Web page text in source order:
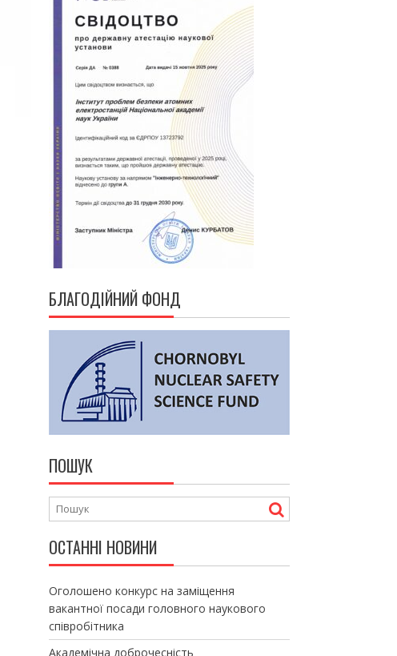
БЛАГОДІЙНИЙ ФОНД
ПОШУК
ОСТАННІ НОВИНИ
Оголошено конкурс на заміщення
вакантної посади головного наукового
співробітника
Академічна доброчесність